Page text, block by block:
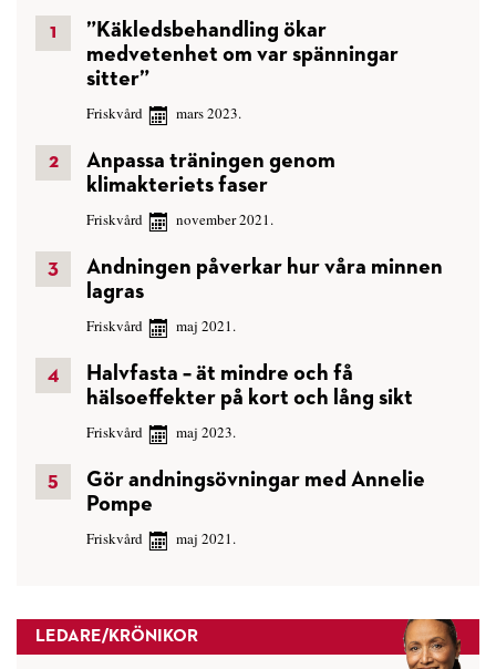
”Käkledsbehandling ökar
medvetenhet om var spänningar
sitter”
Friskvård mars 2023.
Anpassa träningen genom
klimakteriets faser
Friskvård november 2021.
Andningen påverkar hur våra minnen
lagras
Friskvård maj 2021.
Halvfasta – ät mindre och få
hälsoeffekter på kort och lång sikt
Friskvård maj 2023.
Gör andningsövningar med Annelie
Pompe
Friskvård maj 2021.
LEDARE/KRÖNIKOR